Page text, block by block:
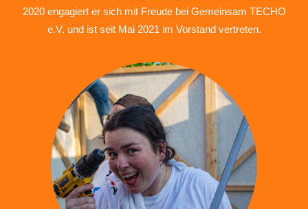
2020 engagiert er sich mit Freude bei Gemeinsam TECHO
e.V. und ist seit Mai 2021 im Vorstand vertreten.